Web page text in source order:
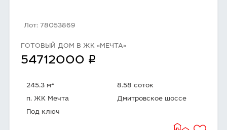
Лот: 78053869
ГОТОВЫЙ ДОМ В ЖК «МЕЧТА»
54712000 q
245.3 м2
8.58 соток
п. ЖК Мечта
Дмитровское шоссе
Под ключ